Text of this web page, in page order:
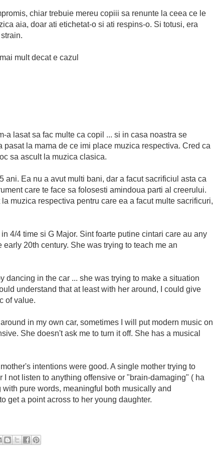
chiar trebuie mereu copiii sa renunte la ceea ce le
aia, doar ati etichetat-o si ati respins-o. Si totusi, era
mult decat e cazul
a lasat sa fac multe ca copil ... si in casa noastra se
la mama de ce imi place muzica respectiva. Cred ca
sa ascult la muzica clasica.
ani. Ea nu a avut multi bani, dar a facut sacrificiul asta ca
care te face sa folosesti amindoua parti al creerului.
muzica respectiva pentru care ea a facut multe sacrificuri,
4/4 time si G Major. Sint foarte putine cintari care au any
20th century. She was trying to teach me an
dancing in the car ... she was trying to make a situation
understand that at least with her around, I could give
of value.
in my own car, sometimes I will put modern music on
She doesn't ask me to turn it off. She has a musical
intentions were good. A single mother trying to
not listen to anything offensive or "brain-damaging" ( ha
pure words, meaningful both musically and
get a point across to her young daughter.